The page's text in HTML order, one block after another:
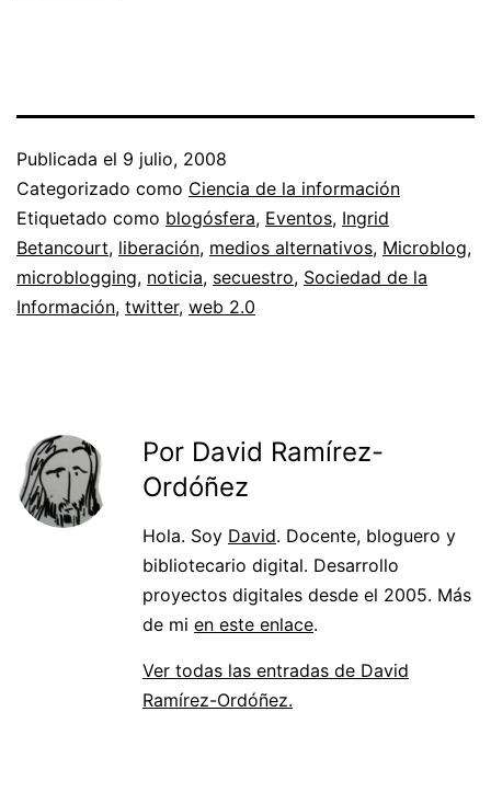
Publicada el 9 julio, 2008
Categorizado como Ciencia de la información
Etiquetado como blogósfera, Eventos, Ingrid
Betancourt, liberación, medios alternativos, Microblog,
microblogging, noticia, secuestro, Sociedad de la
Información, twitter, web 2.0
Por David Ramírez-
Ordóñez
Hola. Soy David. Docente, bloguero y
bibliotecario digital. Desarrollo
proyectos digitales desde el 2005. Más
de mi en este enlace.
Ver todas las entradas de David
Ramírez-Ordóñez.